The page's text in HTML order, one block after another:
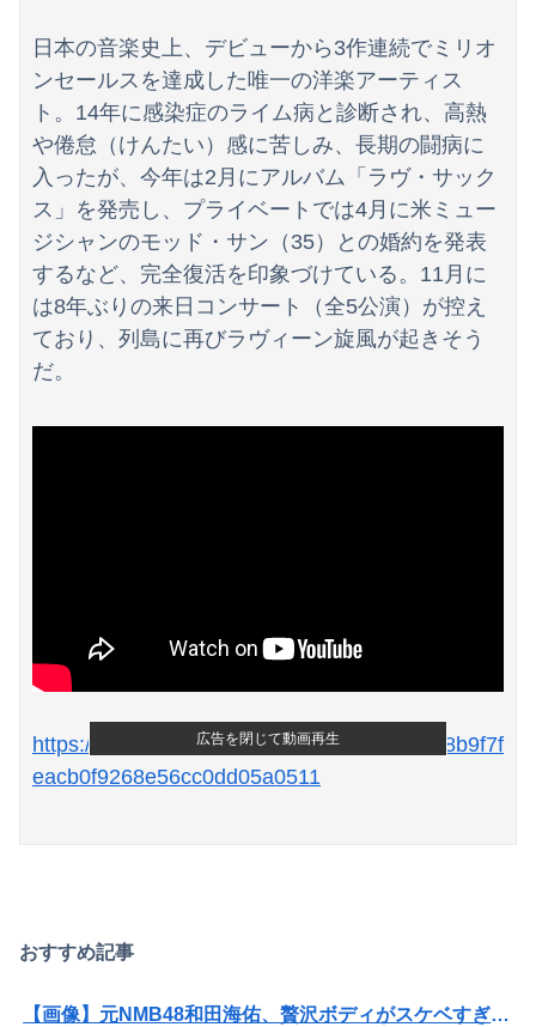
Powered by livedoor 相互RSS
日本の音楽史上、デビューから3作連続でミリオ
ンセールスを達成した唯一の洋楽アーティス
ト。14年に感染症のライム病と診断され、高熱
や倦怠（けんたい）感に苦しみ、長期の闘病に
入ったが、今年は2月にアルバム「ラヴ・サック
ス」を発売し、プライベートでは4月に米ミュー
ジシャンのモッド・サン（35）との婚約を発表
するなど、完全復活を印象づけている。11月に
は8年ぶりの来日コンサート（全5公演）が控え
ており、列島に再びラヴィーン旋風が起きそう
だ。
https://news.yahoo.co.jp/articles/b671fc8a68b9f7f
eacb0f9268e56cc0dd05a0511
おすすめ記事
【画像】元NMB48和田海佑、贅沢ボディがスケベすぎるwwwwwwwボムの水着グラビアであざとセクシー爆発！！！
広告を閉じて動画再生